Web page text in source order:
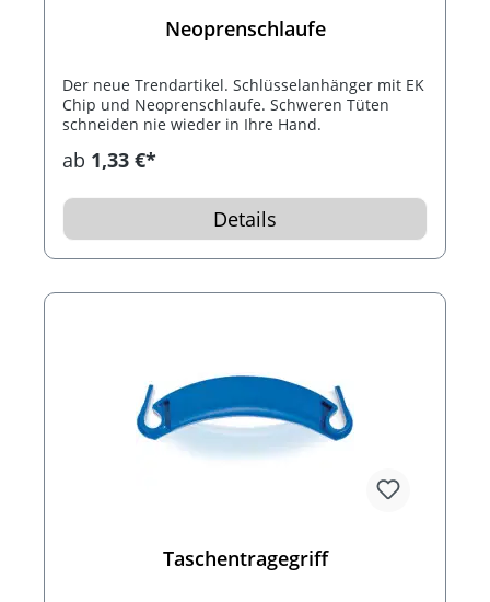
Neoprenschlaufe
Der neue Trendartikel. Schlüsselanhänger mit EK
Chip und Neoprenschlaufe. Schweren Tüten
schneiden nie wieder in Ihre Hand.
ab 1,33 €*
Details
Taschentragegriff